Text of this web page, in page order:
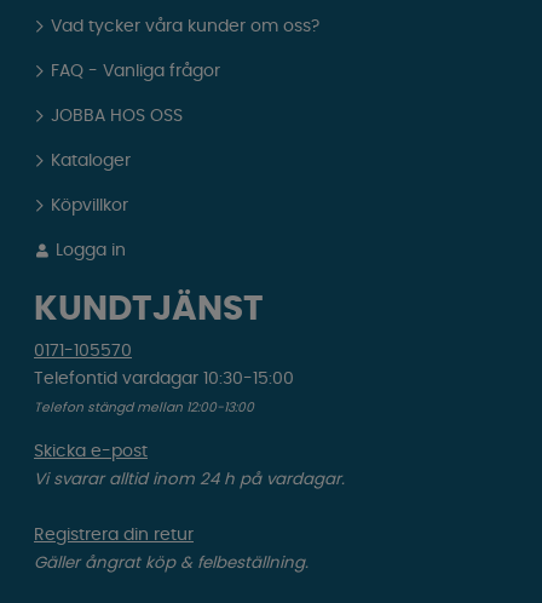
Vad tycker våra kunder om oss?
FAQ - Vanliga frågor
JOBBA HOS OSS
Kataloger
Köpvillkor
Logga in
KUNDTJÄNST
0171-105570
Telefontid vardagar 10:30-15:00
Telefon stängd mellan 12:00-13:00
Skicka e-post
Vi svarar alltid inom 24 h på vardagar.
Registrera din retur
Gäller ångrat köp & felbeställning.